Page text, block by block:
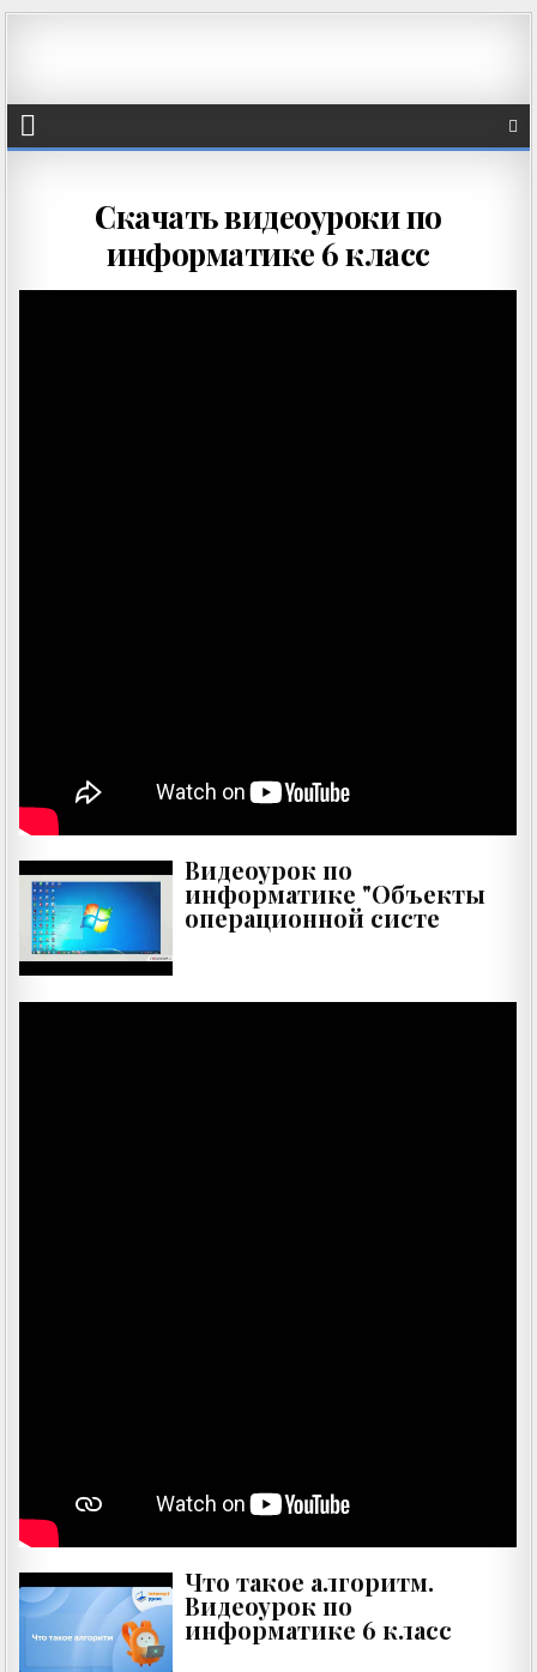
Скачать видеоуроки по
информатике 6 класс
Видеоурок по
информатике "Объекты
операционной систе
Что такое алгоритм.
Видеоурок по
информатике 6 класс